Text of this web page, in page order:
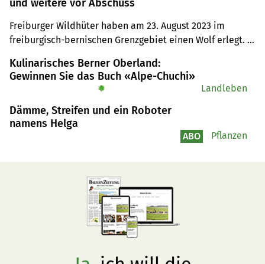
und weitere vor Abschuss
Freiburger Wildhüter haben am 23. August 2023 im
freiburgisch-bernischen Grenzgebiet einen Wolf erlegt.
Abschussbewilligung erteilt. Eine solche liegt auch für
drei der sechs Wolfswelpen des Calfeisental-Rudels im
Kulinarisches Berner Oberland:
Gewinnen Sie das Buch «Alpe-Chuchi»
✹ Landleben
Dämme, Streifen und ein Roboter
namens Helga
ABO Pflanzen